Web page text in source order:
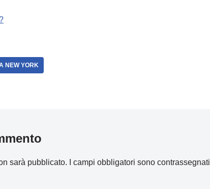
NEW YORK
sarà pubblicato. I campi obbligatori sono contrassegnati